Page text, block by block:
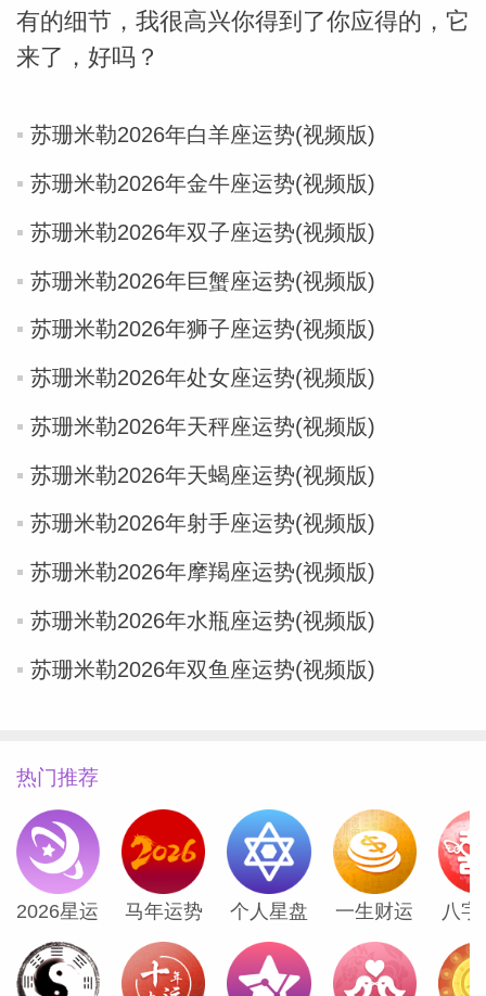
（Susan
有的细节，我很高兴你得到了你应得的，它
来了，好吗？
苏珊米勒2026年白羊座运势(视频版)
苏珊米勒2026年金牛座运势(视频版)
苏珊米勒2026年双子座运势(视频版)
苏珊米勒2026年巨蟹座运势(视频版)
苏珊米勒2026年狮子座运势(视频版)
苏珊米勒2026年处女座运势(视频版)
苏珊米勒2026年天秤座运势(视频版)
苏珊米勒2026年天蝎座运势(视频版)
苏珊米勒2026年射手座运势(视频版)
苏珊米勒2026年摩羯座运势(视频版)
苏珊米勒2026年水瓶座运势(视频版)
苏珊米勒2026年双鱼座运势(视频版)
热门推荐
2026星运 马年运势 个人星盘 一生财运 八